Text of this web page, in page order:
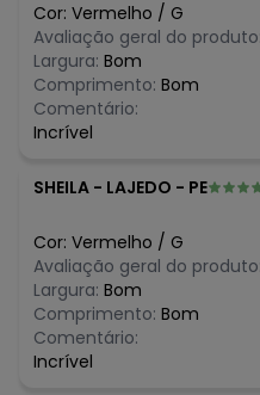
Cor: Vermelho / G
Avaliação geral do produto:
Largura: Bom
Comprimento: Bom
Comentário:
Incrível
SHEILA - LAJEDO - PE
Cor: Vermelho / G
Avaliação geral do produto:
Largura: Bom
Comprimento: Bom
Comentário:
Incrível